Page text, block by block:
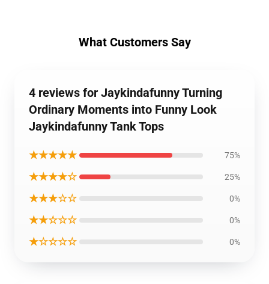
What Customers Say
4 reviews for Jaykindafunny Turning
Ordinary Moments into Funny Look
Jaykindafunny Tank Tops
★★★★★ 75%
★★★★☆ 25%
★★★☆☆ 0%
★★☆☆☆ 0%
★☆☆☆☆ 0%